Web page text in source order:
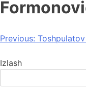
Post
menyusi
Previous: Toshpulatov
Izlash